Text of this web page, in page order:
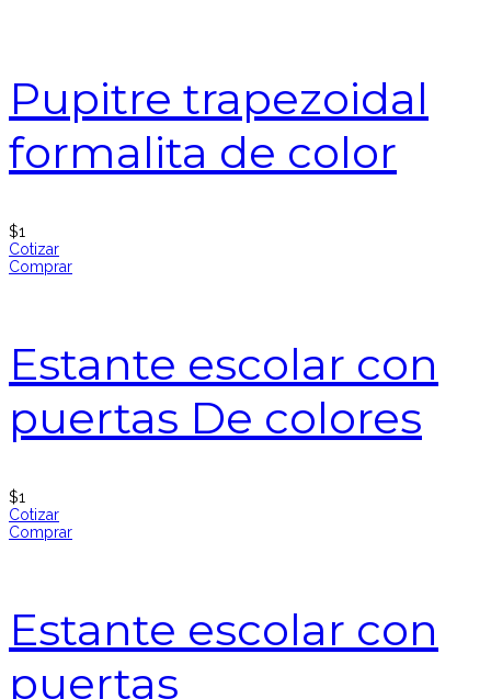
Pupitre trapezoidal
formalita de color
$1
Cotizar
Comprar
Estante escolar con
puertas De colores
$1
Cotizar
Comprar
Estante escolar con
puertas